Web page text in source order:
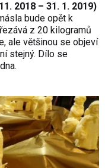
2018 – 31. 1. 2019)
bude opět k
z 20 kilogramů
ale většinou se objeví
stejný. Dílo se